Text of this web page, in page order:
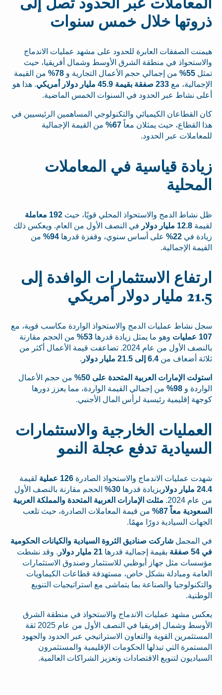
ذروتها خلال خمس سنوات
هيمنت الصفقات العابرة للحدود على مشهد عمليات الاندماج
والاستحواذ في منطقة الشرق الأوسط وشمال أفريقيا، حيث
تمثل 55% من إجمالي حجم الأعمال التجارية و 78%
من القيمة
الإجمالية، مع 233 صفقة بقيمة 45.9 مليار دولار أمريكي
. هذا هو
أعلى نشاط عبر الحدود في السنوات الخمس الماضية.
كان القطاعان الكيميائي والتكنولوجي المساهمين الرئيسيين في
هذا القطاع، حيث يمثلان معاً 67%
من القيمة الإجمالية
للمعاملات عبر الحدود.
زيادة قياسية في المعاملات
المحلية
ظل نشاط الدمج والاستحواذ المحلي قويًا، حيث 192 معاملة
لقيمة 12.8 مليار دولار
في النصف الأول من العام. ويعكس ذلك
زيادة في 22% على أساس سنوي، وقفزة قدرها 94%
من
القيمة الإجمالية.
ارتفاع الاستثمارات الوافدة إلى
21.5 مليار دولار أمريكي
سجل نشاط عمليات الدمج والاستحواذ الواردة مكاسب قوية، مع
107 عمليات
وهو ما يمثل زيادة قدرها 53%
من الحجم مقارنة
بالنصف الأول من عام 2024. تضاعفت قيمة الأعمال أكثر من
ثلاثة أضعاف من 6.4 إلى 21.5 مليار دولار .
استولت الإمارات العربية المتحدة على 50%
من حجم الأعمال
الواردة و 98%
من إجمالي القيمة الواردة، مما يعزز دورها
كوجهة إقليمية رئيسية لرأس المال الأجنبي.
العمليات الخارجية والاستثمارات
السيادية تدفع عجلة النمو
شهدت عمليات الاندماج والاستحواذ الصادرة 126 عملية
لقيمة
24.4 مليار دولار
بزيادة قدرها 30%
الحجم مقارنة بالنصف الأول
من عام 2024.
مثلت الإمارات العربية المتحدة والمملكة العربية
السعودية معاً 87%
من قيمة المعاملات الصادرة، حيث تلعب
الجهات السيادية دورًا مهمًا.
في المجمل شاركت صناديق الثروة السيادية والكيانات الحكومية
في 54 صفقة
بقيمة إجمالية قدرها 21 مليار دولار
. وقد نشطت
مؤسسات مثل جهاز أبوظبي للاستثمار وصندوق الاستثمارات
العامة ومبادلة بشكل خاص، مستهدفة قطاعات الكيماويات
والتكنولوجيا والصناعة بما يتماشى مع استراتيجيات التنويع
الوطنية.
يعكس مشهد عمليات الاندماج والاستحواذ في منطقة الشرق
الأوسط وشمال إفريقيا في النصف الأول من عام 2025 ثقة
المستثمرين القوية والتعاون الاستراتيجي عبر الحدود والجهود
المستمرة التي تبذلها الحكومات الإقليمية والمستثمرون
السياديون لتنويع الاقتصادات وتعزيز الشراكات العالمية.